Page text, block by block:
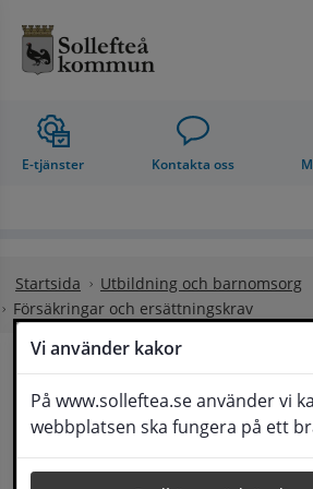
Vi använder kakor
På www.solleftea.se använder vi
webbplatsen ska fungera på ett
E-tjänster Kontakta oss
Startsida
Utbildning och barnomsorg
Försäkringar och ersättningskrav
Försäkringar och
ersättningskrav vid